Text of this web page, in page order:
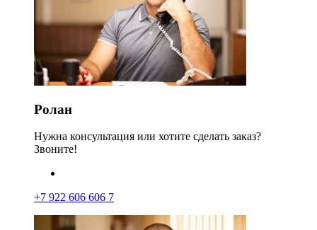
Ролан
Нужна консультация или хотите сделать заказ?
Звоните!
+7 922 606 606 7